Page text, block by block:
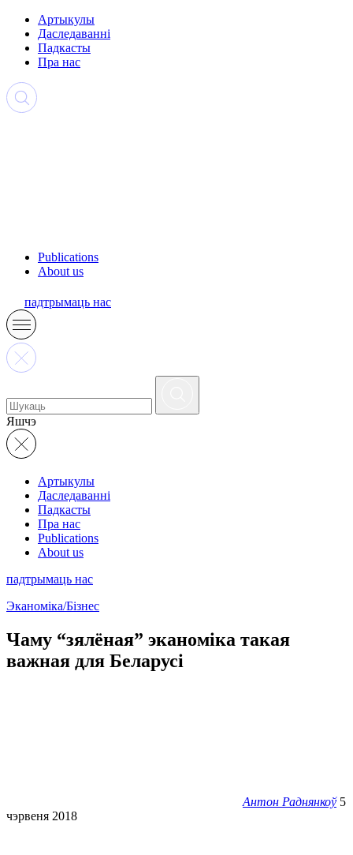
Артыкулы
Даследаванні
Падкасты
Пра нас
Publications
About us
падтрымаць нас
Яшчэ
Артыкулы
Даследаванні
Падкасты
Пра нас
Publications
About us
падтрымаць нас
Эканоміка/Бізнес
Чаму “зялёная” эканоміка такая
важная для Беларусі
Антон Раднянкоў 5
чэрвеня 2018